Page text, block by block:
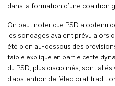
dans la formation d’une coalition
On peut noter que PSD a obtenu
les sondages avaient prévu alors
été bien au-dessous des
faible explique en partie cette
du PSD, plus disciplinés, sont
d’abstention de l’électorat